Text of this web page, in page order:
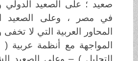
صعيد ؛ على الصعيد الدولي
في مصر ، وعلى الصعيد
المحاور العربية التي لا
المواجهة مع أنظمة عربية (
التحليل ) – وعلى الصعيد